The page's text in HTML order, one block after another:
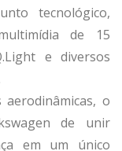
tecnológico,
de 15
e diversos
o
de unir
em um único